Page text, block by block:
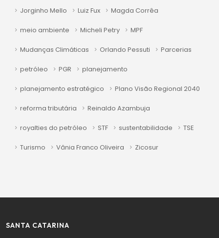
Jorginho Mello Luiz Fux Magda Corrêa
meio ambiente Micheli Petry MPF
Mudanças Climáticas Orlando Pessuti Parcerias
petróleo PGR planejamento
planejamento estratégico Plano Visão Regional 2040
reforma tributária Reinaldo Azambuja
royalties do petróleo STF sustentabilidade TSE
Turismo Vânia Franco Oliveira Zicosur
SANTA CATARINA